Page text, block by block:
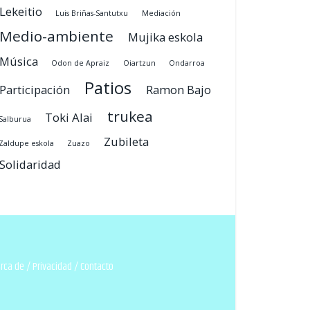
Lekeitio Luis Briñas-Santutxu Mediación
Medio-ambiente
Mujika eskola
Música
Odon de Apraiz Oiartzun Ondarroa
Participación Patios Ramon Bajo
Salburua Toki Alai trukea
Zaldupe eskola Zuazo
Zubileta
Solidaridad
de/Privacidad/Contacto